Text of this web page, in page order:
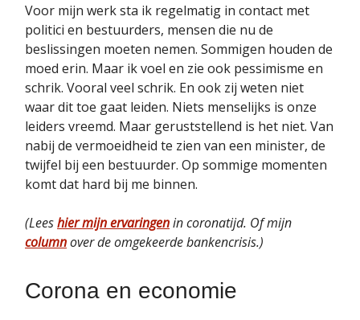
Voor mijn werk sta ik regelmatig in contact met
politici en bestuurders, mensen die nu de
beslissingen moeten nemen. Sommigen houden de
moed erin. Maar ik voel en zie ook pessimisme en
schrik. Vooral veel schrik. En ook zij weten niet
waar dit toe gaat leiden. Niets menselijks is onze
leiders vreemd. Maar geruststellend is het niet. Van
nabij de vermoeidheid te zien van een minister, de
twijfel bij een bestuurder. Op sommige momenten
komt dat hard bij me binnen.
(Leeshier mijn ervaringenin coronatijd. Of mijn
columnover de omgekeerde bankencrisis.)
Corona en economie